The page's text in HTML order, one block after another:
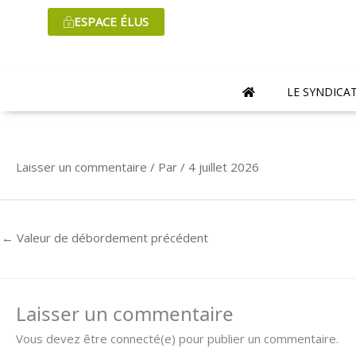
ESPACE ÉLUS
LE
Laisser un commentaire / Par / 4 juillet 2026
← Valeur de débordement précédent
Laisser un commentaire
Vous devez être connecté(e) pour publier un commentaire.